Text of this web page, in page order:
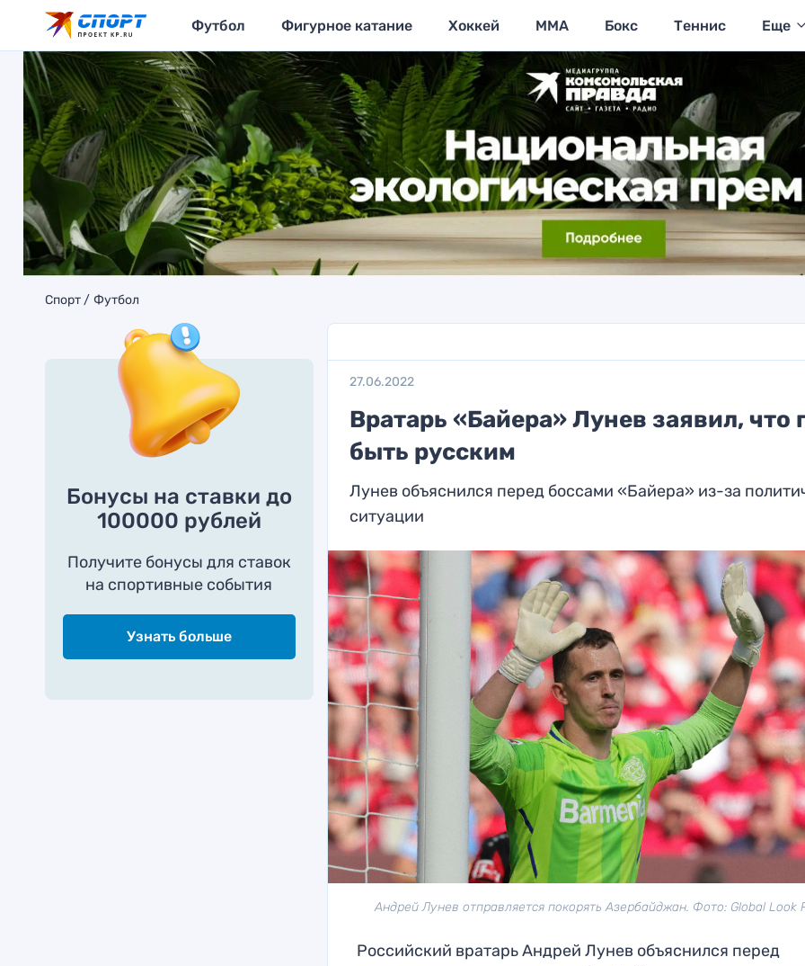
Футбол Фигурное катание Хоккей MMA Бокс Теннис Еще
Спорт Футбол
Бонусы на ставки до
100000 рублей
Получите бонусы для ставок
на спортивные события
Узнать больше
27.06.2022
Вратарь «Байера» Лунев заявил, что
быть русским
Лунев объяснился перед боссами «Байера» из-за
ситуации
Андрей Лунев отправляется покорять Азербайджан. Фото: Global Look
Российский вратарь Андрей Лунев объяснился перед